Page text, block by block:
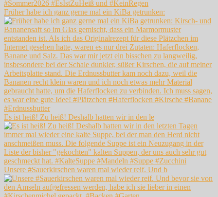
Früher habe ich ganz gerne mal ein KiBa getrunken:
Es ist heiß! Zu heiß! Deshalb hatten wir in den le
Unsere #Sauerkirschen waren mal wieder reif. Und b